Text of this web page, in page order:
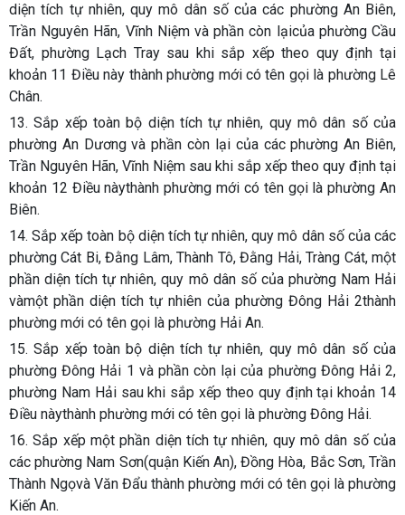
diện tích tự nhiên, quy mô dân số của các phường An Biên,
Trần Nguyên Hãn, Vĩnh Niệm và phần còn lạicủa phường Cầu
Đất, phường Lạch Tray sau khi sắp xếp theo quy định tại
khoản 11 Điều này thành phường mới có tên gọi là phường Lê
Chân.
13. Sắp xếp toàn bộ diện tích tự nhiên, quy mô dân số của
phường An Dương và phần còn lại của các phường An Biên,
Trần Nguyên Hãn, Vĩnh Niệm sau khi sắp xếp theo quy định tại
khoản 12 Điều nàythành phường mới có tên gọi là phường An
Biên.
14. Sắp xếp toàn bộ diện tích tự nhiên, quy mô dân số của các
phường Cát Bi, Đằng Lâm, Thành Tô, Đằng Hải, Tràng Cát, một
phần diện tích tự nhiên, quy mô dân số của phường Nam Hải
vàmột phần diện tích tự nhiên của phường Đông Hải 2thành
phường mới có tên gọi là phường Hải An.
15. Sắp xếp toàn bộ diện tích tự nhiên, quy mô dân số của
phường Đông Hải 1 và phần còn lại của phường Đông Hải 2,
phường Nam Hải sau khi sắp xếp theo quy định tại khoản 14
Điều nàythành phường mới có tên gọi là phường Đông Hải.
16. Sắp xếp một phần diện tích tự nhiên, quy mô dân số của
các phường Nam Sơn(quận Kiến An), Đồng Hòa, Bắc Sơn, Trần
Thành Ngọvà Văn Đẩu thành phường mới có tên gọi là phường
Kiến An.